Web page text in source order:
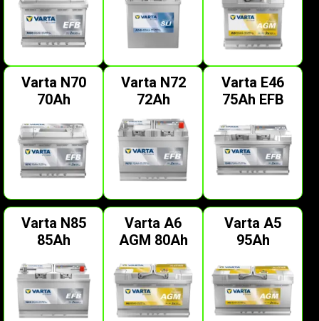
Varta N70
70Ah
Varta N72
72Ah
Varta E46
75Ah EFB
Varta N85
85Ah
Varta A6
AGM 80Ah
Varta A5
95Ah